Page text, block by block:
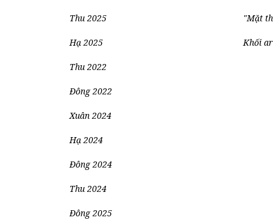
Thu 2025
Hạ 2025
Thu 2022
Đông 2022
Xuân 2024
Hạ 2024
Đông 2024
Thu 2024
Đông 2025
"Mặt
Khối